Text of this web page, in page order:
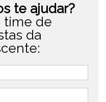
te ajudar?
time de
da